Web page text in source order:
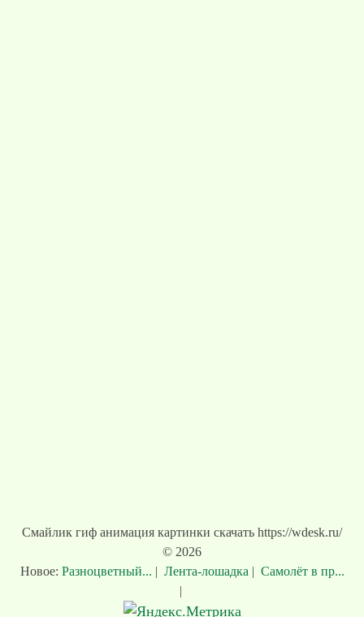
Смайлик гиф анимация картинки скачать https://wdesk.ru/
© 2026
Новое: Разноцветный... | Лента-лошадка | Самолёт в пр...
|